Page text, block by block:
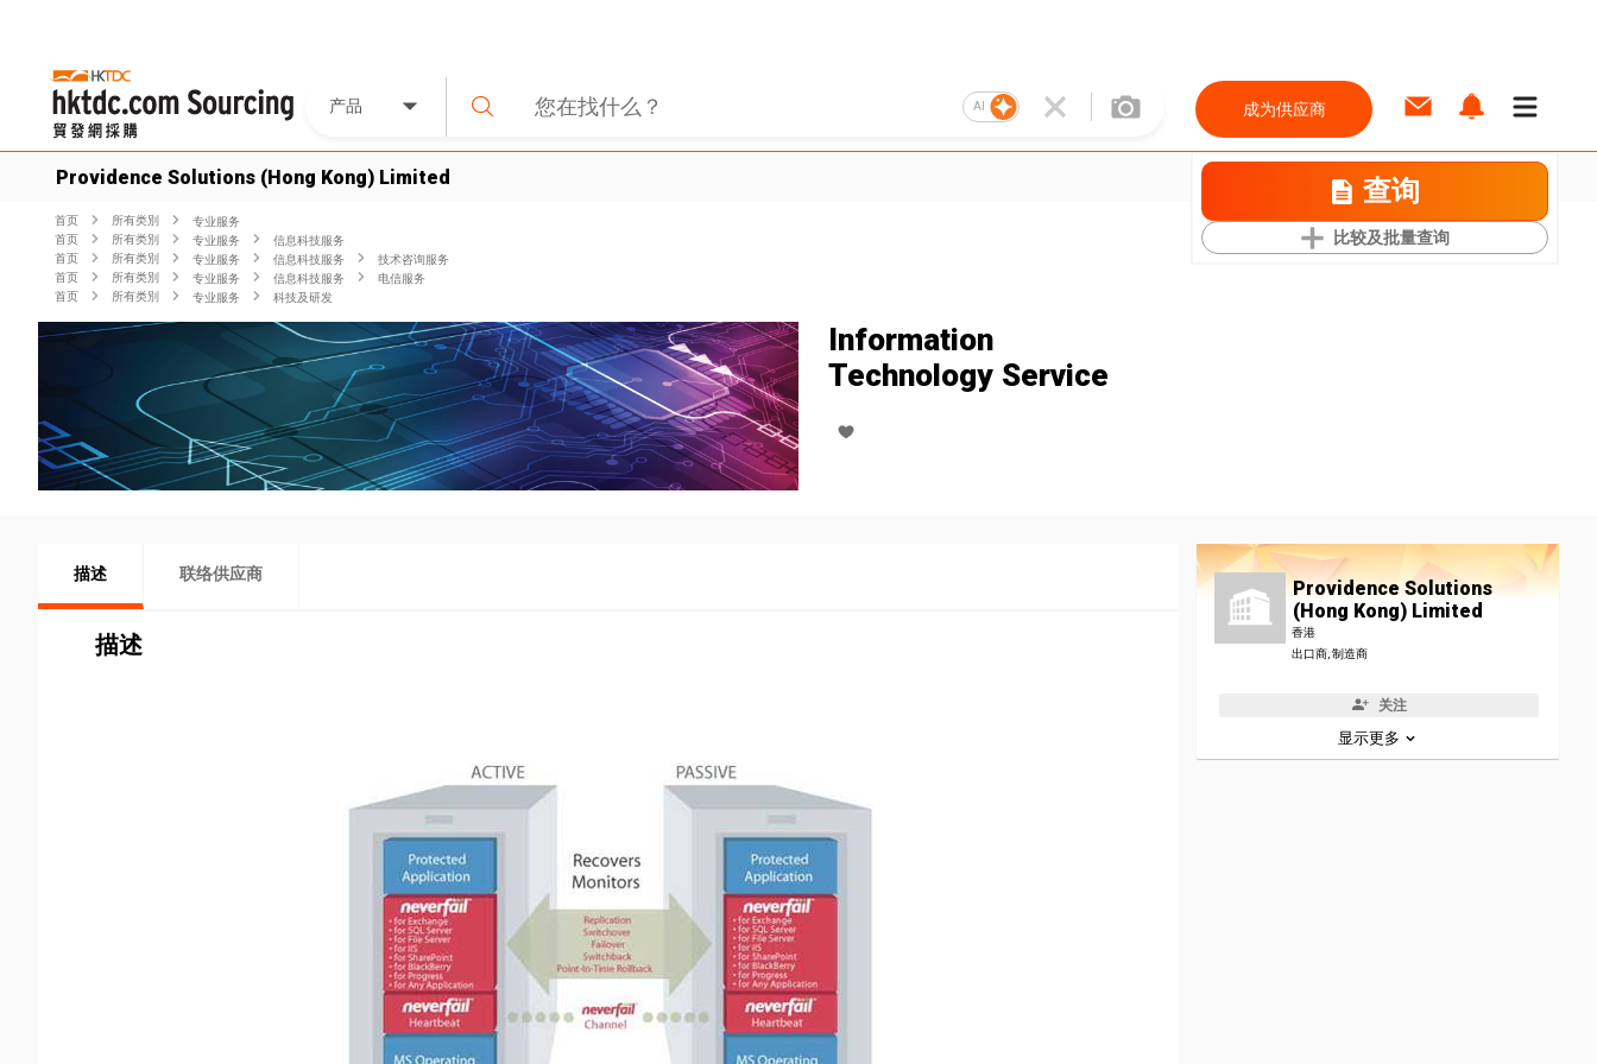
产品 AI 成为供应商
Providence Solutions (Hong Kong) Limited 查询
比较及批量查询
首页 所有类別
专业服务
首页
所有类別 专业服务
信息科技服务
首页
所有类別 专业服务 信息科技服务
技术咨询服务
首页
所有类別 专业服务 信息科技服务
电信服务
首页
所有类別 专业服务 科技及研发
Information
Technology Service
描述 联络供应商
描述
Providence Solutions
(Hong Kong) Limited
香港
出口商, 制造商
关注
显示更多